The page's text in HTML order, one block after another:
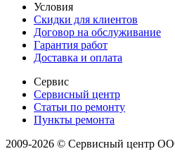
Условия
Скидки для клиентов
Договор на обслуживание
Гарантия работ
Доставка и оплата
Сервис
Сервисный центр
Статьи по ремонту
Пункты ремонта
2009-2026 © Сервисный центр